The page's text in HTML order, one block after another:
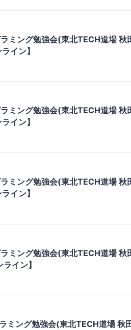
ミング勉強会(東北TECH道場 秋
イン】
ミング勉強会(東北TECH道場 秋
イン】
ミング勉強会(東北TECH道場 秋
イン】
ミング勉強会(東北TECH道場 秋
イン】
ミング勉強会(東北TECH道場 秋